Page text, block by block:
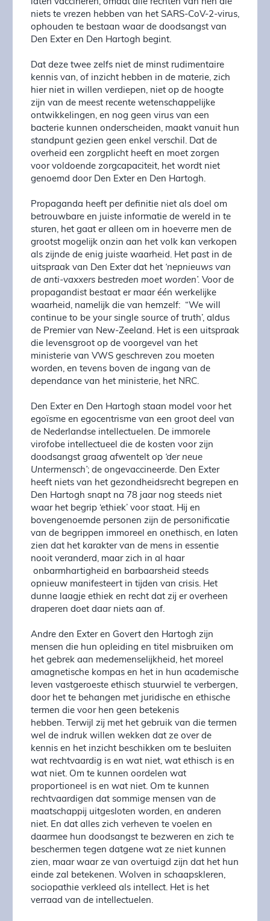
laten vaccineren, omdat alle rechten van hen die
niets te vrezen hebben van het SARS-CoV-2-virus,
ophouden te bestaan waar de doodsangst van
Den Exter en Den Hartogh begint.
Dat deze twee zelfs niet de minst rudimentaire
kennis van, of inzicht hebben in de materie, zich
hier niet in willen verdiepen, niet op de hoogte
zijn van de meest recente wetenschappelijke
ontwikkelingen, en nog geen virus van een
bacterie kunnen onderscheiden, maakt vanuit hun
standpunt gezien geen enkel verschil. Dat de
overheid een zorgplicht heeft en moet zorgen
voor voldoende zorgcapaciteit, het wordt niet
genoemd door Den Exter en Den Hartogh.
Propaganda heeft per definitie niet als doel om
betrouwbare en juiste informatie de wereld in te
sturen, het gaat er alleen om in hoeverre men de
grootst mogelijk onzin aan het volk kan verkopen
als zijnde de enig juiste waarheid. Het past in de
uitspraak van Den Exter dat het ‘nepnieuws van
de anti-vaxxers bestreden moet worden’. Voor de
propagandist bestaat er maar één werkelijke
waarheid, namelijk die van hemzelf: “We will
continue to be your single source of truth’, aldus
de Premier van New-Zeeland. Het is een uitspraak
die levensgroot op de voorgevel van het
ministerie van VWS geschreven zou moeten
worden, en tevens boven de ingang van de
dependance van het ministerie, het NRC.
Den Exter en Den Hartogh staan model voor het
egoïsme en egocentrisme van een groot deel van
de Nederlandse intellectuelen. De immorele
virofobe intellectueel die de kosten voor zijn
doodsangst graag afwentelt op ‘der neue
Untermensch’; de ongevaccineerde. Den Exter
heeft niets van het gezondheidsrecht begrepen en
Den Hartogh snapt na 78 jaar nog steeds niet
waar het begrip ‘ethiek’ voor staat. Hij en
bovengenoemde personen zijn de personificatie
van de begrippen immoreel en onethisch, en laten
zien dat het karakter van de mens in essentie
nooit veranderd, maar zich in al haar
onbarmhartigheid en barbaarsheid steeds
opnieuw manifesteert in tijden van crisis. Het
dunne laagje ethiek en recht dat zij er overheen
draperen doet daar niets aan af.
Andre den Exter en Govert den Hartogh zijn
mensen die hun opleiding en titel misbruiken om
het gebrek aan medemenselijkheid, het moreel
amagnetische kompas en het in hun academische
leven vastgeroeste ethisch stuurwiel te verbergen,
door het te behangen met juridische en ethische
termen die voor hen geen betekenis
hebben. Terwijl zij met het gebruik van die termen
wel de indruk willen wekken dat ze over de
kennis en het inzicht beschikken om te besluiten
wat rechtvaardig is en wat niet, wat ethisch is en
wat niet. Om te kunnen oordelen wat
proportioneel is en wat niet. Om te kunnen
rechtvaardigen dat sommige mensen van de
maatschappij uitgesloten worden, en anderen
niet. En dat alles zich verheven te voelen en
daarmee hun doodsangst te bezweren en zich te
beschermen tegen datgene wat ze niet kunnen
zien, maar waar ze van overtuigd zijn dat het hun
einde zal betekenen. Wolven in schaapskleren,
sociopathie verkleed als intellect. Het is het
verraad van de intellectuelen.